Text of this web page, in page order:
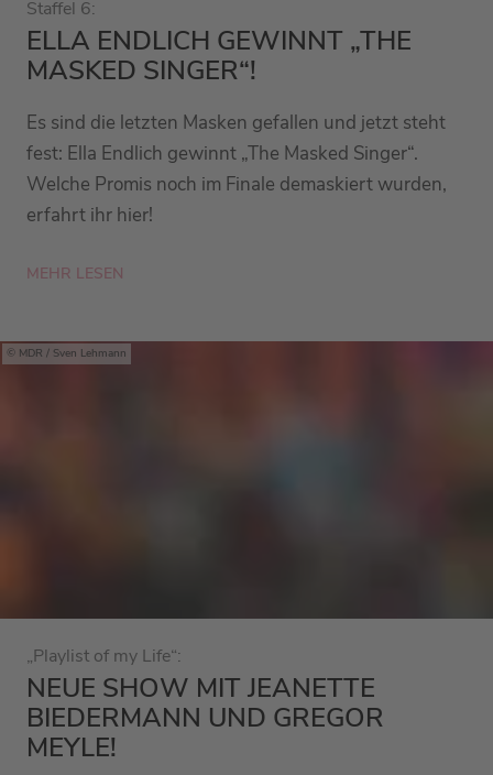
Staffel 6:
ELLA ENDLICH GEWINNT „THE
MASKED SINGER“!
Es sind die letzten Masken gefallen und jetzt steht
fest: Ella Endlich gewinnt „The Masked Singer“.
Welche Promis noch im Finale demaskiert wurden,
erfahrt ihr hier!
MEHR LESEN
MDR / Sven Lehmann
„Playlist of my Life“:
NEUE SHOW MIT JEANETTE
BIEDERMANN UND GREGOR
MEYLE!